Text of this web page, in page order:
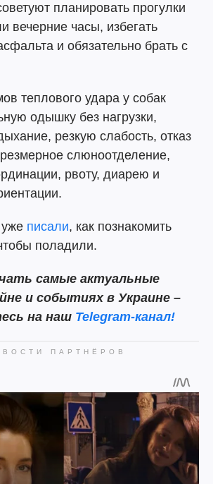
планировать прогулки
вечерние часы, избегать
и обязательно брать с
теплового удара у собак
одышку без нагрузки,
резкую слабость, отказ
слюноотделение,
рвоту, диарею и
писали, как познакомить
поладили.
самые актуальные
и событиях в Украине –
на наш Telegram-канал!